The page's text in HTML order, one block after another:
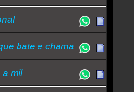
bate e chama
a mil